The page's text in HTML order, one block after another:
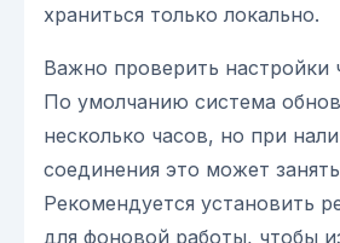
храниться только локально.
Важно проверить настройки
По умолчанию система
несколько часов, но при
соединения это может
Рекомендуется установить
для фоновой работы, чтобы